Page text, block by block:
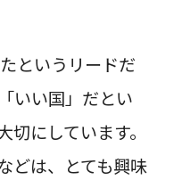
というリードだ
いい国」だとい
にしています。
どは、とても興味